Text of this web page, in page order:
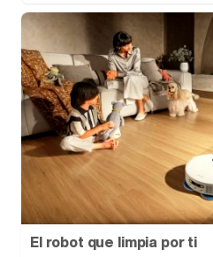
El robot que limpia por ti